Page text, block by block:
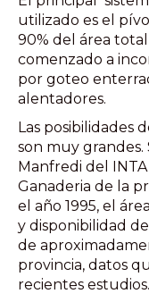
utilizado es el
90% del área
comenzado a
por goteo
alentadores.
Las posibilidades
son muy grandes.
Manfredi del
Ganaderia de la
el año 1995, el
y disponibilidad
de
provincia, datos
recientes estudios.